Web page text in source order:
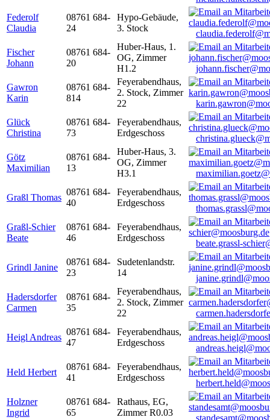
Federolf
Claudia
08761 684-
24
Hypo-Gebäude,
3. Stock
Fischer
Johann
08761 684-
20
Huber-Haus, 1.
OG, Zimmer
H1.2
Gawron
Karin
08761 684-
814
Feyerabendhaus,
2. Stock, Zimmer
22
Glück
Christina
08761 684-
73
Feyerabendhaus,
Erdgeschoss
Götz
Maximilian
08761 684-
13
Huber-Haus, 3.
OG, Zimmer
H3.1
Graßl Thomas
08761 684-
40
Feyerabendhaus,
Erdgeschoss
Graßl-Schier
Beate
08761 684-
46
Feyerabendhaus,
Erdgeschoss
beate.grassl-
Grindl Janine
08761 684-
23
Sudetenlandstr.
14
Hadersdorfer
Carmen
08761 684-
35
Feyerabendhaus,
2. Stock, Zimmer
22
Heigl Andreas
08761 684-
47
Feyerabendhaus,
Erdgeschoss
Held Herbert
08761 684-
41
Feyerabendhaus,
Erdgeschoss
Holzner
Ingrid
08761 684-
65
Rathaus, EG,
Zimmer R0.03